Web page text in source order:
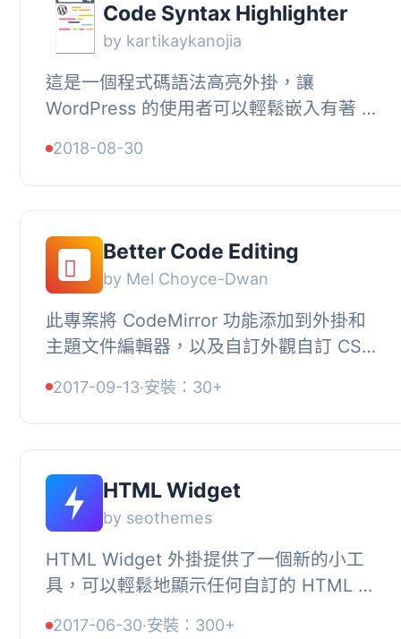
Code Syntax Highlighter
by kartikaykanojia
這是一個程式碼語法高亮外掛，讓
WordPress 的使用者可以輕鬆嵌入有著 55
碼。, 它使用動態 Script 載入，只載入必
要的...
2018-08-30
Better Code Editing
by Mel Choyce-Dwan
此專案將 CodeMirror 功能添加到外掛和
主題文件編輯器，以及自訂外觀自訂 CSS
處理有關核心票證 #12423 的討論。, 如
有...
2017-09-13·安裝：30+
HTML Widget
by seothemes
HTML Widget 外掛提供了一個新的小工
具，可以輕鬆地顯示任何自訂的 HTML 內
2017-06-30·安裝：300+